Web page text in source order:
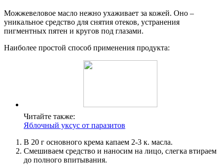
Можжевеловое масло нежно ухаживает за кожей. Оно –
уникальное средство для снятия отеков, устранения
пигментных пятен и кругов под глазами.
Наиболее простой способ применения продукта:
Читайте также:
Яблочный уксус от паразитов
В 20 г основного крема капаем 2-3 к. масла.
Смешиваем средство и наносим на лицо, слегка втираем
до полного впитывания.